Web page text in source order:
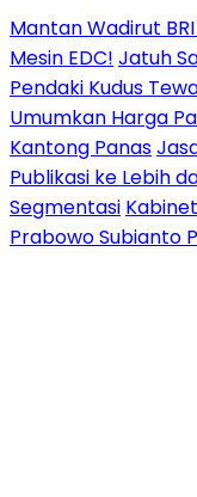
Mantan Wadirut
Mesin EDC! Jatuh
Pendaki Kudus
Umumkan Harga
Kantong Panas
Publikasi ke Lebih
Segmentasi
Prabowo Subianto